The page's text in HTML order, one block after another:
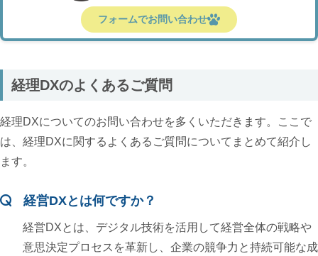
フォームでお問い合わせ
経理DXのよくあるご質問
経理DXについてのお問い合わせを多くいただきます。ここで
は、経理DXに関するよくあるご質問についてまとめて紹介し
ます。
経営DXとは何ですか？
経営DXとは、デジタル技術を活用して経営全体の戦略や
意思決定プロセスを革新し、企業の競争力と持続可能な成